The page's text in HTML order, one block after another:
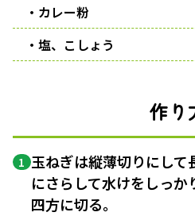
・カレー粉
・塩、こしょう
作り
1 玉ねぎは縦薄切りにして
にさらして水けをしっ
四方に切る。